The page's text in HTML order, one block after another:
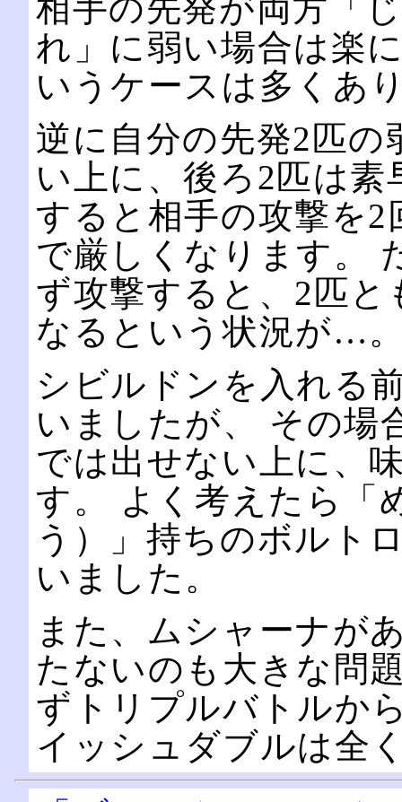
相手の先発が両方「
れ」に弱い場合は楽
いうケースは多くあ
逆に自分の先発2匹
い上に、後ろ2匹は
すると相手の攻撃を
で厳しくなります。
ず攻撃すると、2匹
なるという状況が…
シビルドンを入れる
いましたが、 その場
では出せない上に、
す。 よく考えたら「
う）」持ちのボルト
いました。
また、ムシャーナが
たないのも大きな問
ずトリプルバトルか
イッシュダブルは全